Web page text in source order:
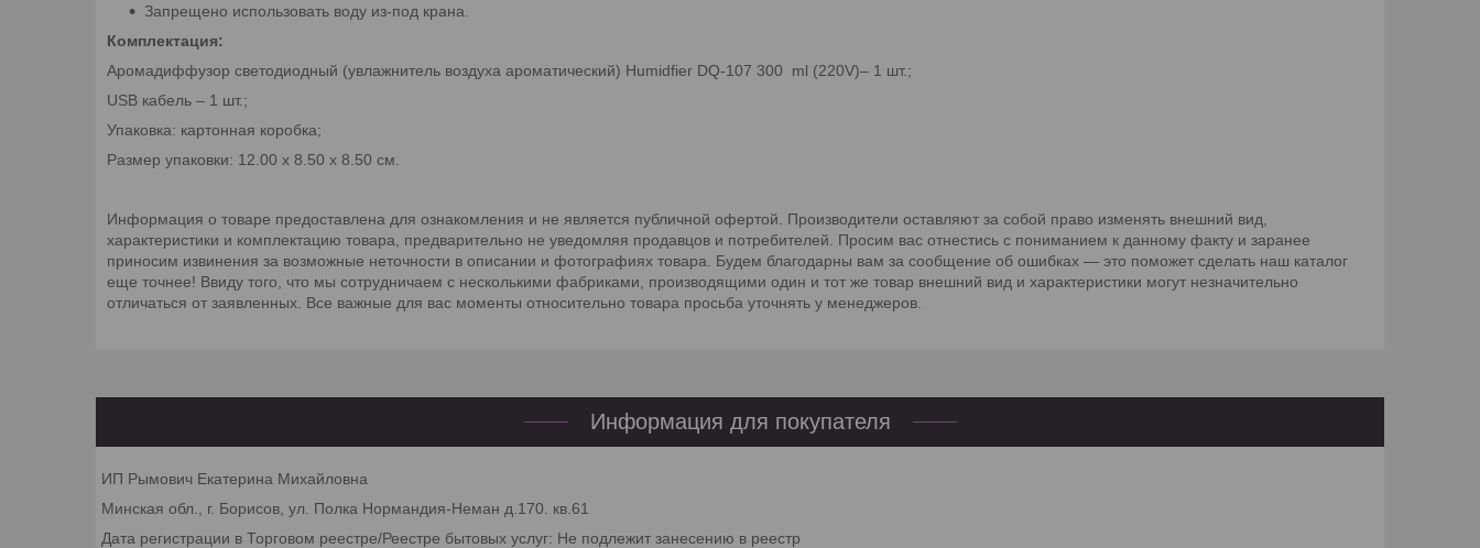
Запрещено использовать воду из-под крана.
Комплектация:
Аромадиффузор светодиодный (увлажнитель воздуха ароматический) Humidfier DQ-107 300 ml (220V)– 1 шт.;
USB кабель – 1 шт.;
Упаковка: картонная коробка;
Размер упаковки: 12.00 х 8.50 х 8.50 см.
Информация о товаре предоставлена для ознакомления и не является публичной офертой. Производители оставляют за собой право изменять внешний вид,
характеристики и комплектацию товара, предварительно не уведомляя продавцов и потребителей. Просим вас отнестись с пониманием к данному факту и заранее
приносим извинения за возможные неточности в описании и фотографиях товара. Будем благодарны вам за сообщение об ошибках — это поможет сделать наш каталог
еще точнее! Ввиду того, что мы сотрудничаем с несколькими фабриками, производящими один и тот же товар внешний вид и характеристики могут незначительно
отличаться от заявленных. Все важные для вас моменты относительно товара просьба уточнять у менеджеров.
Информация для покупателя
ИП Рымович Екатерина Михайловна
Минская обл., г. Борисов, ул. Полка Нормандия-Неман д.170. кв.61
Дата регистрации в Торговом реестре/Реестре бытовых услуг: Не подлежит занесению в реестр